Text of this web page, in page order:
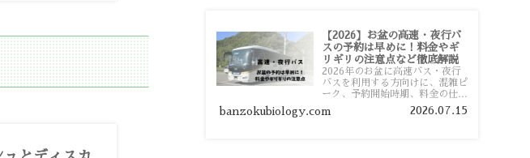
【2026】お盆の高速・夜行バ
スの予約は早めに！料金やギ
リギリの注意点など徹底解説
2026年のお盆に高速バス・夜行
バスを利用する方向けに、混雑ピ
ーク、予約開始時期、料金の仕組
み、キャンセル待ちのコツ、直前
予約の注意点まで詳しく解説しま
banzokubiology.com 2026.07.15